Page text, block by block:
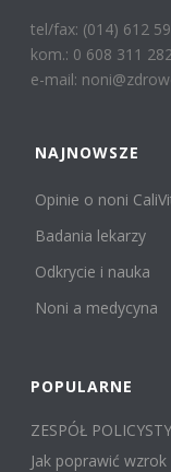
tel/fax: (014) 612
kom.: 0 608 311
e-mail:
NAJNOWSZE
Opinie o noni
Badania lekarzy
Odkrycie i nauka
Noni a medycyna
POPULARNE
ZESPÓŁ
Jak poprawić